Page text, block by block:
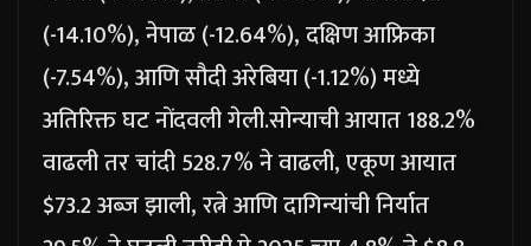
(-14.10%), नेपाळ (-12.64%), दक्षिण आफ्रिका
(-7.54%), आणि सौदी अरेबिया (-1.12%) मध्ये
अतिरिक्त घट नोंदवली गेली.सोन्याची आयात 188.2%
वाढली तर चांदी 528.7% ने वाढली, एकूण आयात
$73.2 अब्ज झाली, रत्ने आणि दागिन्यांची निर्यात